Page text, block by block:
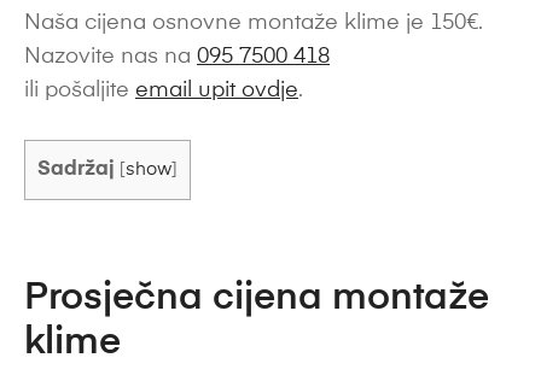
Naša cijena osnovne montaže klime je 150€.
Nazovite nas na 095 7500 418
ili pošaljite email upit ovdje.
Sadržaj show
Prosječna cijena montaže
klime